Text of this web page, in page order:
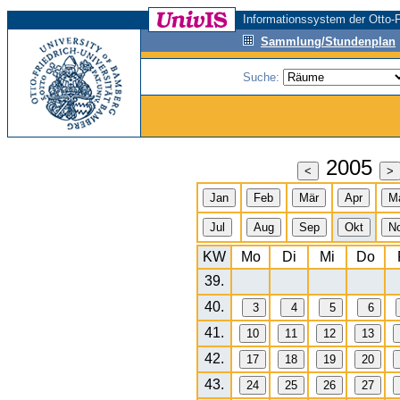
Informationssystem der
Sammlung/Stundenplan
Suche:
2005
KW Mo Di Mi Do
39.
40.
41.
42.
43.